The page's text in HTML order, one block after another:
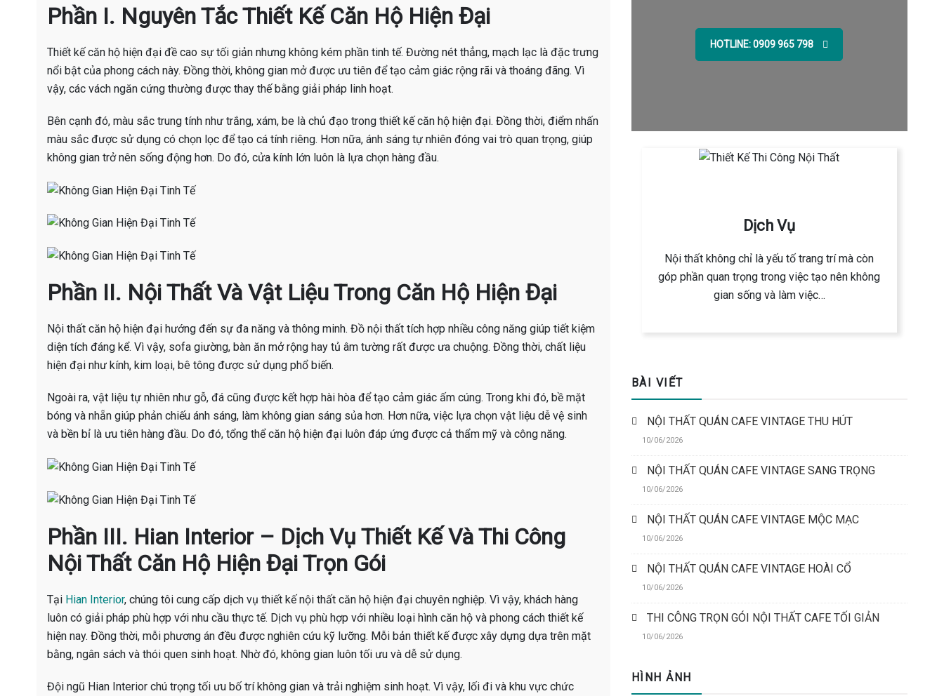
Phần I. Nguyên Tắc Thiết Kế Căn Hộ Hiện Đại
Thiết kế căn hộ hiện đại đề cao sự tối giản nhưng không kém phần tinh tế. Đường nét thẳng, mạch lạc là đặc trưng
nổi bật của phong cách này. Đồng thời, không gian mở được ưu tiên để tạo cảm giác rộng rãi và thoáng đãng. Vì
vậy, các vách ngăn cứng thường được thay thế bằng giải pháp linh hoạt.
Bên cạnh đó, màu sắc trung tính như trắng, xám, be là chủ đạo trong thiết kế căn hộ hiện đại. Đồng thời, điểm nhấn
màu sắc được sử dụng có chọn lọc để tạo cá tính riêng. Hơn nữa, ánh sáng tự nhiên đóng vai trò quan trọng, giúp
không gian trở nên sống động hơn. Do đó, cửa kính lớn luôn là lựa chọn hàng đầu.
Phần II. Nội Thất Và Vật Liệu Trong Căn Hộ Hiện Đại
Nội thất căn hộ hiện đại hướng đến sự đa năng và thông minh. Đồ nội thất tích hợp nhiều công năng giúp tiết kiệm
diện tích đáng kể. Vì vậy, sofa giường, bàn ăn mở rộng hay tủ âm tường rất được ưa chuộng. Đồng thời, chất liệu
hiện đại như kính, kim loại, bê tông được sử dụng phổ biến.
Ngoài ra, vật liệu tự nhiên như gỗ, đá cũng được kết hợp hài hòa để tạo cảm giác ấm cúng. Trong khi đó, bề mặt
bóng và nhẵn giúp phản chiếu ánh sáng, làm không gian sáng sủa hơn. Hơn nữa, việc lựa chọn vật liệu dễ vệ sinh
và bền bỉ là ưu tiên hàng đầu. Do đó, tổng thể căn hộ hiện đại luôn đáp ứng được cả thẩm mỹ và công năng.
Phần III. Hian Interior – Dịch Vụ Thiết Kế Và Thi Công
Nội Thất Căn Hộ Hiện Đại Trọn Gói
Tại Hian Interior, chúng tôi cung cấp dịch vụ thiết kế nội thất căn hộ hiện đại chuyên nghiệp. Vì vậy, khách hàng
luôn có giải pháp phù hợp với nhu cầu thực tế. Dịch vụ phù hợp với nhiều loại hình căn hộ và phong cách thiết kế
hiện nay. Đồng thời, mỗi phương án đều được nghiên cứu kỹ lưỡng. Mỗi bản thiết kế được xây dựng dựa trên mặt
bằng, ngân sách và thói quen sinh hoạt. Nhờ đó, không gian luôn tối ưu và dễ sử dụng.
Đội ngũ Hian Interior chú trọng tối ưu bố trí không gian và trải nghiệm sinh hoạt. Vì vậy, lối đi và khu vực chức
HOTLINE: 0909 965 798
Dịch Vụ
Nội thất không chỉ là yếu tố trang trí mà còn
góp phần quan trọng trong việc tạo nên không
gian sống và làm việc…
BÀI VIẾT
NỘI THẤT QUÁN CAFE VINTAGE THU HÚT
10/06/2026
NỘI THẤT QUÁN CAFE VINTAGE SANG TRỌNG
10/06/2026
NỘI THẤT QUÁN CAFE VINTAGE MỘC MẠC
10/06/2026
NỘI THẤT QUÁN CAFE VINTAGE HOÀI CỔ
10/06/2026
THI CÔNG TRỌN GÓI NỘI THẤT CAFE TỐI GIẢN
10/06/2026
HÌNH ẢNH